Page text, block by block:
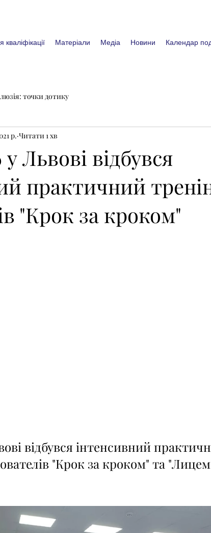
Матеріали Медіа Новини Календар
точки дотику
Львові відбувся
практичний
"Крок за кроком"
р. Читати 1 хв
відбувся інтенсивний
"Крок за кроком" та